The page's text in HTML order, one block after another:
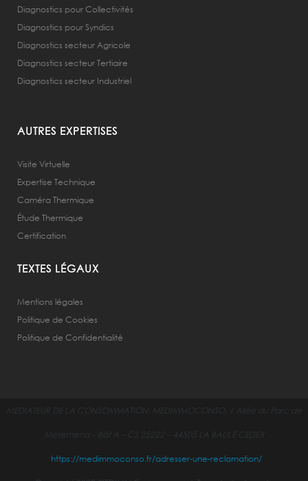
Diagnostics pour Collectivités
Diagnostics pour Syndics
Diagnostics secteur Agricole
Diagnostics secteur Tertiaire
Diagnostics secteur Industriel
AUTRES EXPERTISES
Visite Virtuelle
Expertise Technique
Caméra Thermique
Étude Thermique
Certification
TEXTES LÉGAUX
Mentions légales
Politique de Cookies
Politique de Confidentialité
MEDIATEUR DE LA CONSOMMATION: MEDIMMOCONSO, 1 Allée du Parc de
Mesemena – Bât A – CS 25222 – 44505 LA BAULE CEDEX
https://medimmoconso.fr/adresser-une-reclamation/